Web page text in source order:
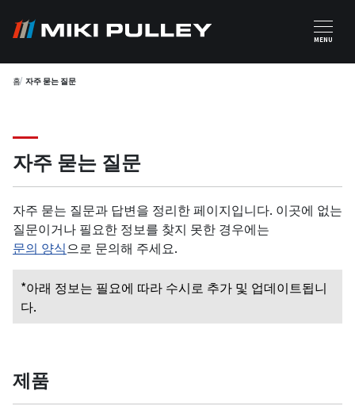
MENU
홈 자주 묻는 질문
자주 묻는 질문
자주 묻는 질문과 답변을 정리한 페이지입니다. 이곳에 없는
질문이거나 필요한 정보를 찾지 못한 경우에는
문의 양식으로 문의해 주세요.
*아래 정보는 필요에 따라 수시로 추가 및 업데이트됩니
다.
제품